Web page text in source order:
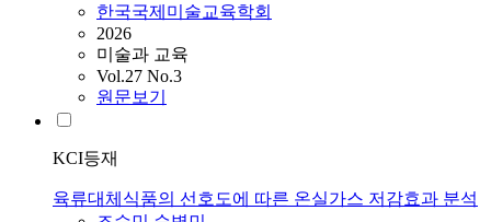
한국국제미술교육학회
2026
미술과 교육
Vol.27 No.3
원문보기
KCI등재
육류대체식품의 선호도에 따른 온실가스 저감효과 분석